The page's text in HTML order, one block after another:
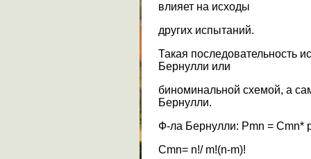
влияет на исходы
других испытаний.
Такая последовательность
Бернулли или
биноминальной схемой, а
Бернулли.
Ф-ла Бернулли: Рmn = Cmn*
Cmn= n!/ m!(n-m)!